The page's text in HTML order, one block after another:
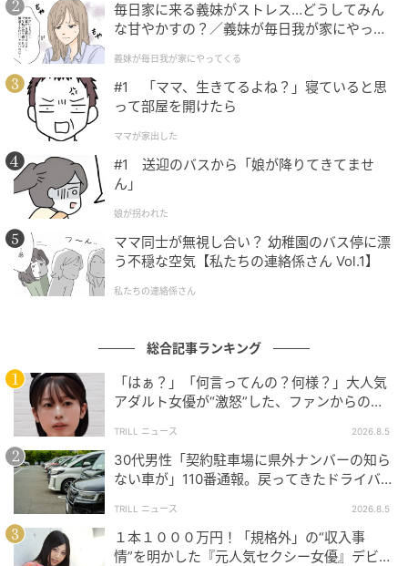
毎日家に来る義妹がストレス…どうしてみん
な甘やかすの？／義妹が毎日我が家にやって
が】
義妹が毎日我が家にやってくる
#1 「ママ、生きてるよね？」寝ていると思
って部屋を開けたら
ママが家出した
#1 送迎のバスから「娘が降りてきてませ
ん」
娘が拐われた
ママ同士が無視し合い？ 幼稚園のバス停に漂
う不穏な空気【私たちの連絡係さん Vol.1】
私たちの連絡係さん
総合記事ランキング
「はぁ？」「何言ってんの？何様？」大人気
アダルト女優が“激怒”した、ファンからの
TRILL ニュース 2026.8.5
30代男性「契約駐車場に県外ナンバーの知ら
ない車が」110番通報。戻ってきたドライバー
TRILL ニュース 2026.8.5
１本１０００万円！「規格外」の“収入事
情”を明かした『元人気セクシー女優』デビュ